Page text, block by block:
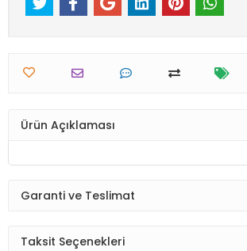
Ürün Açıklaması
Garanti ve Teslimat
Taksit Seçenekleri